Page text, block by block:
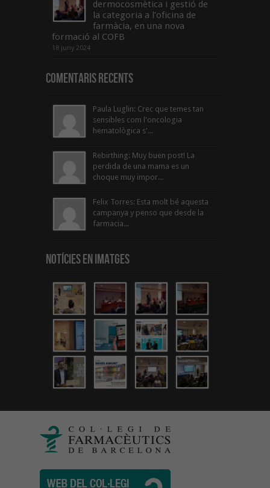
dermocosmètica i gestió de
la categoria a l’oficina de
farmàcia, en una nova
formació al COFB
18 juny 2024
Comentaris Recents
Paula Luglin: Crec que temes tan
sensibles com l'oncologia
hematològica s'...
Rebirthing: Muy buen post! La
perdida de una mama es un
choque muy impor...
Felix Torres: Esta molt bé aquesta
campanya y penso que desde la
farmacia...
Notícies en Imatges